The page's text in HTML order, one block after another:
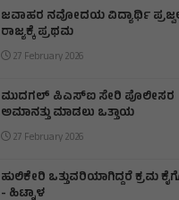
ಜವಾಹರ ನವೋದಯ ವಿದ್ಯಾರ್ಥಿ
ರಾಜ್ಯಕ್ಕೆ ಪ್ರಥಮ
27 February 2026
ಮುದಗಲ್ ಪಿಎಸ್‌ಐ ಸೇರಿ ಪೊಲೀಸರ
ಅಮಾನತ್ತು ಮಾಡಲು ಒತ್ತಾಯ
27 February 2026
ಹುಲಿಕೇರಿ ಒತ್ತುವರಿಯಾಗಿದ್ದರೆ ಕ್ರಮ
- ಹಿಟ್ನಾಳ